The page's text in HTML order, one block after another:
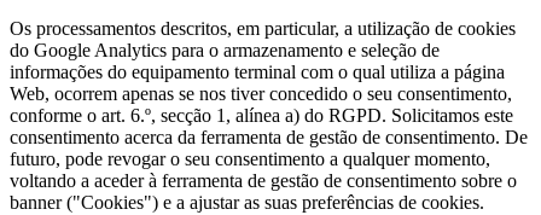
Os processamentos descritos, em particular, a utilização de cookies
do Google Analytics para o armazenamento e seleção de
informações do equipamento terminal com o qual utiliza a página
Web, ocorrem apenas se nos tiver concedido o seu consentimento,
conforme o art. 6.º, secção 1, alínea a) do RGPD. Solicitamos este
consentimento acerca da ferramenta de gestão de consentimento. De
futuro, pode revogar o seu consentimento a qualquer momento,
voltando a aceder à ferramenta de gestão de consentimento sobre o
banner ("Cookies") e a ajustar as suas preferências de cookies.